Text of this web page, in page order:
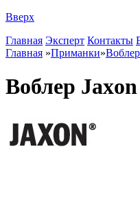
Вверх
Главная Эксперт Контакты
Главная »Приманки»
Воблер